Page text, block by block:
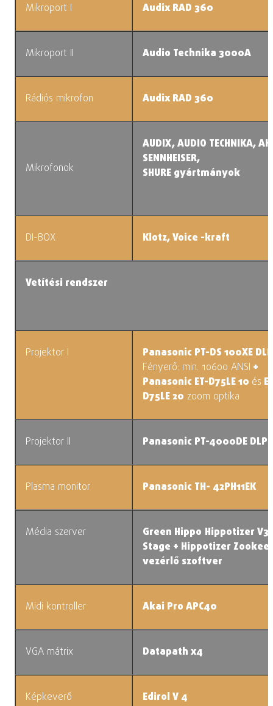
Mikroport I Audix RAD 360
Mikroport II Audio Technika 3000A
Rádiós mikrofon Audix RAD 360
Mikrofonok
AUDIX, AUDIO TECHNIKA,
SENNHEISER,
SHURE gyártmányok
DI-BOX Klotz, Voice -kraft
Vetítési rendszer
Projektor I
Panasonic PT-DS 100XE DLP
Fényerő: min. 10600 ANSI +
Panasonic ET-D75LE 10 és
D75LE 20 zoom optika
Projektor II Panasonic PT-4000DE DLP
Plasma monitor Panasonic TH- 42PH11EK
Média szerver Green Hippo Hippotizer V3
Stage + Hippotizer
vezérlő szoftver
Midi kontroller Akai Pro APC40
VGA mátrix Datapath x4
Képkeverő Edirol V 4